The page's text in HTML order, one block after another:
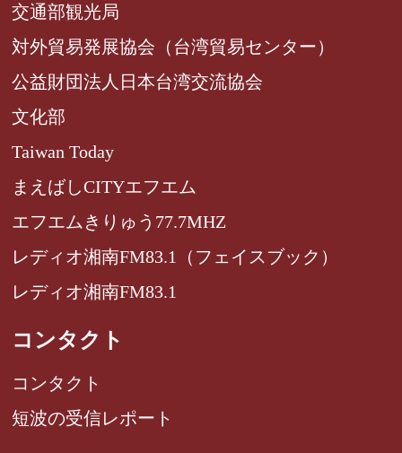
交通部観光局
対外貿易発展協会（台湾貿易センター）
公益財団法人日本台湾交流協会
文化部
Taiwan Today
まえばしCITYエフエム
エフエムきりゅう77.7MHZ
レディオ湘南FM83.1（フェイスブック）
レディオ湘南FM83.1
コンタクト
コンタクト
短波の受信レポート